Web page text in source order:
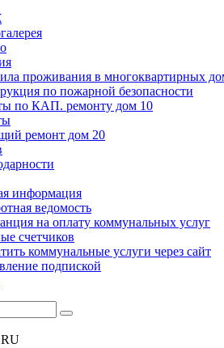
проживания в многоквартирных
по пожарной безопасности
по КАП. ремонту дом 10
ремонт дом 20
информация
ведомость
на оплату коммунальных услуг
счетчиков
коммунальные услуги через сайт
подпиской